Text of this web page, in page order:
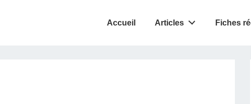
Accueil Articles Fiches